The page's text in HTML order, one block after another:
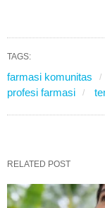
TAGS:
farmasi komunitas
profesi farmasi
RELATED POST